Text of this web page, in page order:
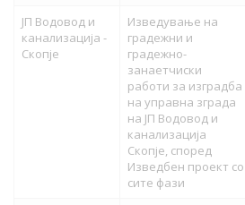
ЈП Водовод и
канализација -
Скопје
Изведување на
градежни и
градежно-
занаетчиски
работи за изградба
на управна зграда
на ЈП Водовод и
канализација
Скопје, според
Изведбен проект со
сите фази